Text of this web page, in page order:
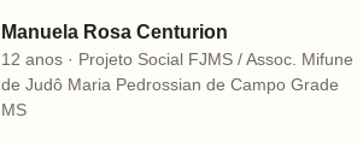
Manuela Rosa Centurion
12 anos · Projeto Social FJMS / Assoc. Mifune
de Judô Maria Pedrossian de Campo Grade
MS